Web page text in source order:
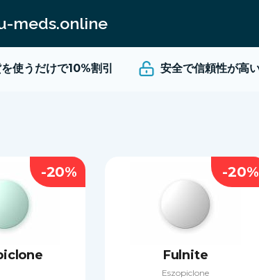
meds.online
うだけで10%割引 安全で信頼性が高い
-20%
Fulnite
Eszopiclone
-20%